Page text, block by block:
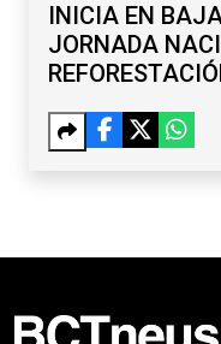
INICIA EN
JORNADA